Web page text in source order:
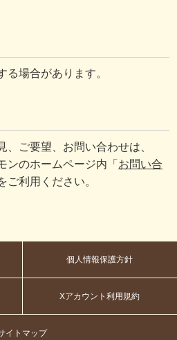
る場合があります。
、ご要望、お問い合わせは、
ンのホームページ内「 お問い合
ご利用ください。
個人情報保護方針
Xアカウント利用規約
イトマップ